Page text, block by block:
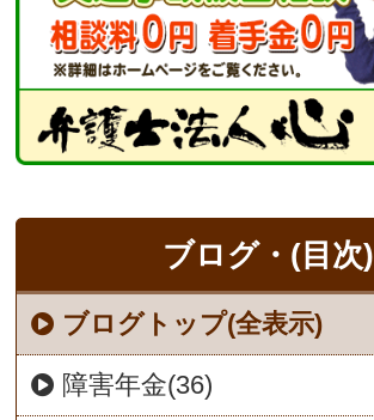
ブログ・(目次)
ブログトップ(全表示)
障害年金(36)